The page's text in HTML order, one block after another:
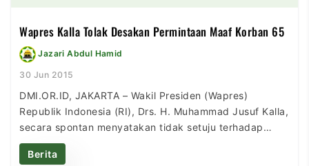
Wapres Kalla Tolak Desakan Permintaan Maaf Korban 65
Jazari Abdul Hamid
30 Jun 2015
DMI.OR.ID, JAKARTA – Wakil Presiden (Wapres)
Republik Indonesia (RI), Drs. H. Muhammad Jusuf Kalla,
secara spontan menyatakan tidak setuju terhadap
munculnya desakan permintaan maaf oleh pemerintah
kepada korban peristiwa 1965 karena memiliki efek
Berita